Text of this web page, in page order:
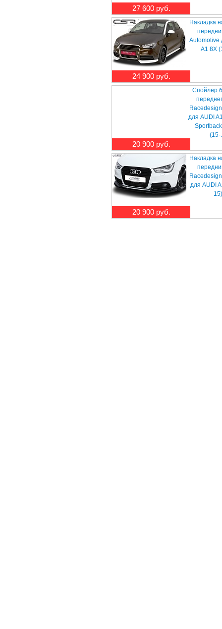
27 600 руб.
24 900 руб.
Накладка
Automotive
A1 8X
20 900 руб.
Спойлер
для AUDI
(15-
20 900 руб.
Накладка
для AUDI
15)